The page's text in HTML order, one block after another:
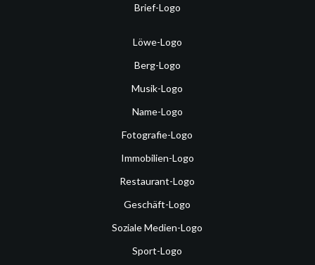
Brief-Logo
Löwe-Logo
Berg-Logo
Musik-Logo
Name-Logo
Fotografie-Logo
Immobilien-Logo
Restaurant-Logo
Geschäft-Logo
Soziale Medien-Logo
Sport-Logo